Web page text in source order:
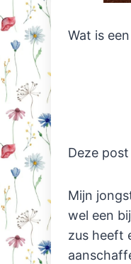
Wat is
Deze
Mijn
wel een
zus heeft